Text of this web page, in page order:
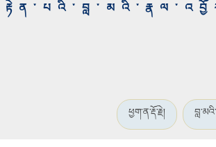
ཕྱག་ན་རྡོ་རྗེ།